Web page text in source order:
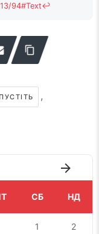
94#Text↩
,
СБ НД
1 2